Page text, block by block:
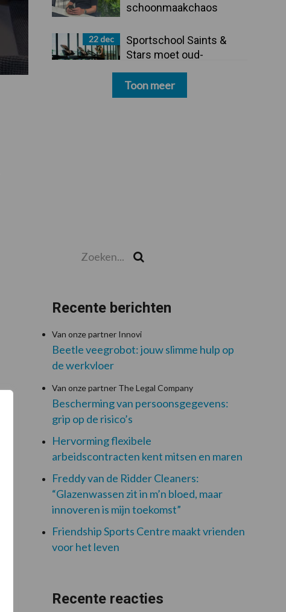
schoonmaakchaos
22 dec
Sportschool Saints &
Stars moet oud-
betalen
Toon meer
Recente berichten
Van onze partner Innovi
Beetle veegrobot: jouw slimme hulp op
de werkvloer
Van onze partner The Legal Company
Bescherming van persoonsgegevens:
grip op de risico’s
Hervorming flexibele
arbeidscontracten kent mitsen en maren
Freddy van de Ridder Cleaners:
“Glazenwassen zit in m’n bloed, maar
innoveren is mijn toekomst”
Friendship Sports Centre maakt vrienden
voor het leven
Recente reacties